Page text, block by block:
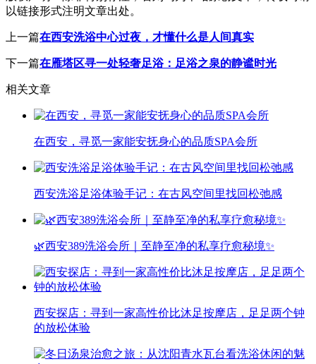
以链接形式注明文章出处。
上一篇在西安洗浴中心过夜，才懂什么是人间真实
下一篇在雁塔区寻一处轻奢足浴：足浴之泉的静谧时光
相关文章
在西安，寻觅一家能安抚身心的品质SPA会所
西安洗浴足浴体验手记：在古风空间里找回松弛感
🌿西安389洗浴会所｜至静至净的私享疗愈秘境✨
西安探店：寻到一家高性价比沐足按摩店，足足两个钟
的放松体验